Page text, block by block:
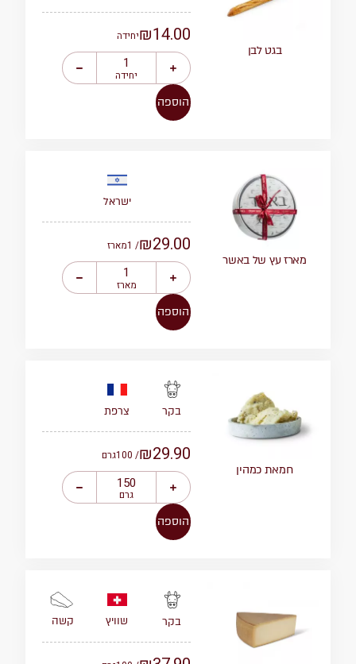
בגט לבן
₪14.00 יחידה
יחידה
הוספה
מארז עץ של באשר
ישראל
₪29.00
/ 1 מארז
מארז
הוספה
חמאת כמהין
בקר צרפת
₪29.90
/ 100 גרם
גרם
הוספה
בקר שוויץ קשה